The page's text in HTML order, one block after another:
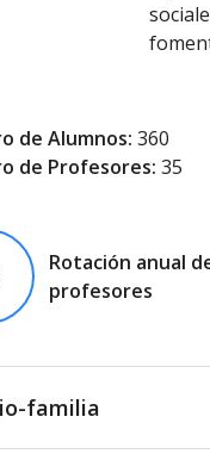
de Alumnos: 360
de Profesores: 35
Rotación anual
profesores
familia